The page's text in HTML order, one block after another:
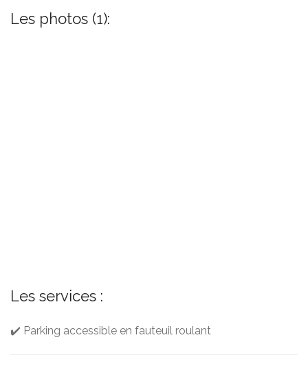
Les photos (1):
Les services :
✔️ Parking accessible en fauteuil roulant